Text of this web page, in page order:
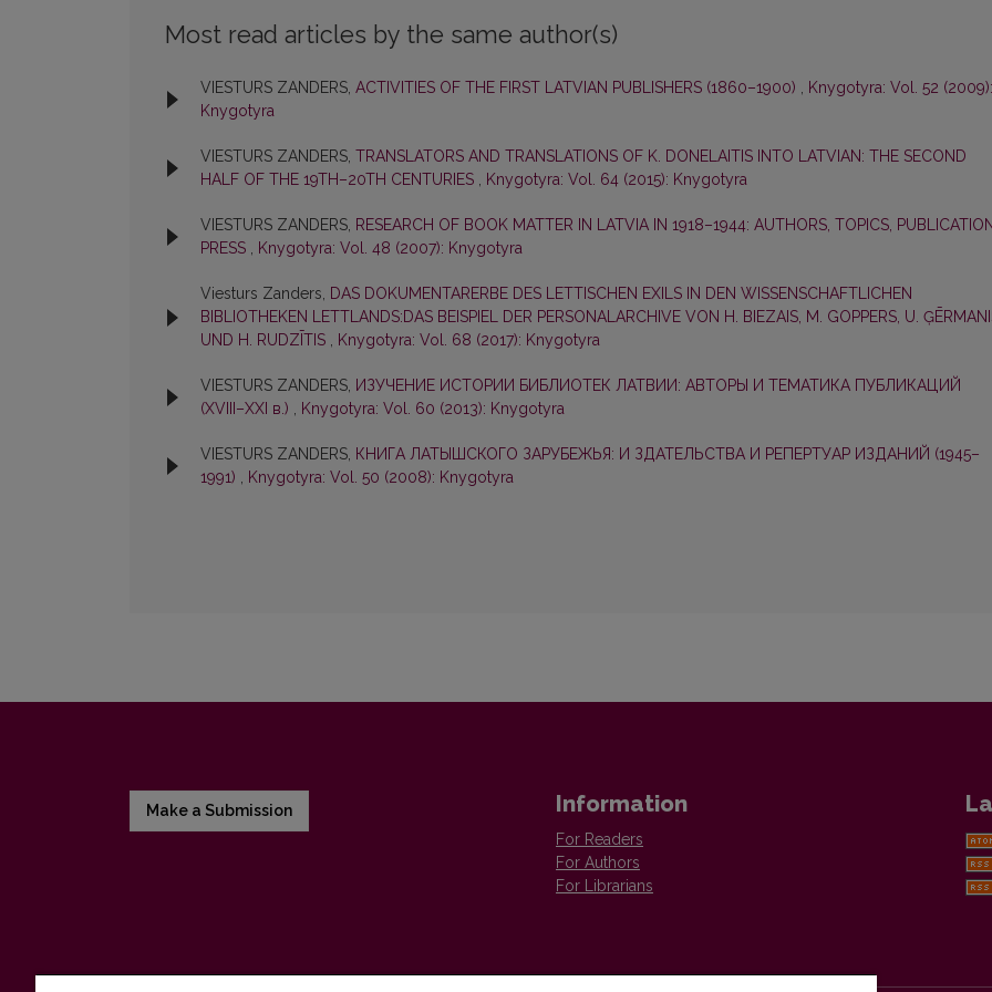
Most read articles by the same author(s)
VIESTURS ZANDERS, ACTIVITIES OF THE FIRST LATVIAN PUBLISHERS (1860–1900) , Knygotyra: Vol. 52 (2009):
Knygotyra
VIESTURS ZANDERS, TRANSLATORS AND TRANSLATIONS OF K. DONELAITIS INTO LATVIAN: THE SECOND
HALF OF THE 19TH–20TH CENTURIES , Knygotyra: Vol. 64 (2015): Knygotyra
VIESTURS ZANDERS, RESEARCH OF BOOK MATTER IN LATVIA IN 1918–1944: AUTHORS, TOPICS,
PRESS , Knygotyra: Vol. 48 (2007): Knygotyra
Viesturs Zanders, DAS DOKUMENTARERBE DES LETTISCHEN EXILS IN DEN WISSENSCHAFTLICHEN
BIBLIOTHEKEN LETTLANDS:DAS BEISPIEL DER PERSONALARCHIVE VON H. BIEZAIS, M. GOPPERS, U.
UND H. RUDZĪTIS , Knygotyra: Vol. 68 (2017): Knygotyra
VIESTURS ZANDERS, ИЗУЧЕНИЕ ИСТОРИИ БИБЛИОТЕК ЛАТВИИ: АВТОРЫ И ТЕМАТИКА ПУБЛИКАЦИЙ
(XVIII–XXI в.) , Knygotyra: Vol. 60 (2013): Knygotyra
VIESTURS ZANDERS, КНИГА ЛАТЫШСКОГО ЗАРУБЕЖЬЯ: И ЗДАТЕЛЬСТВА И РЕПЕРТУАР ИЗДАНИЙ (1945–
1991) , Knygotyra: Vol. 50 (2008): Knygotyra
Make a Submission Information
For Readers
For Authors
For Librarians